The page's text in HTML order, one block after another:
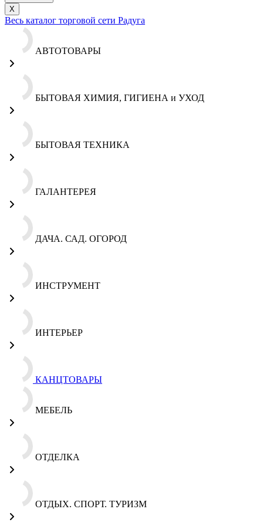
X
Весь каталог торговой сети Радуга
АВТОТОВАРЫ
БЫТОВАЯ ХИМИЯ, ГИГИЕНА и УХОД
БЫТОВАЯ ТЕХНИКА
ГАЛАНТЕРЕЯ
ДАЧА. САД. ОГОРОД
ИНСТРУМЕНТ
ИНТЕРЬЕР
КАНЦТОВАРЫ
МЕБЕЛЬ
ОТДЕЛКА
ОТДЫХ. СПОРТ. ТУРИЗМ